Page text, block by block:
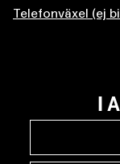
Telefonväxel (ej
I